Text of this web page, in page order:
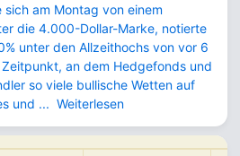
sich am Montag von einem
die 4.000-Dollar-Marke, notierte
unter den Allzeithochs von vor 6
an dem Hedgefonds und
so viele bullische Wetten auf
und ... Weiterlesen